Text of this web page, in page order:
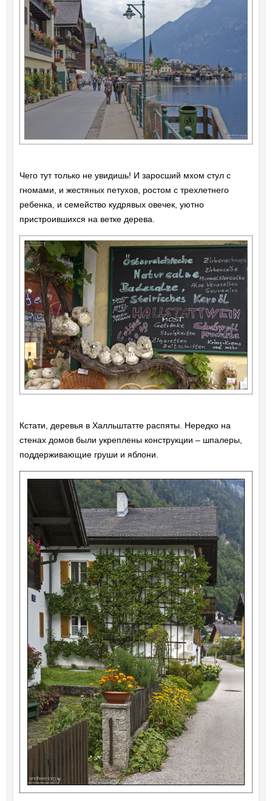
Чего тут только не увидишь! И заросший мхом стул с
гномами, и жестяных петухов, ростом с трехлетнего
ребенка, и семейство кудрявых овечек, уютно
пристроившихся на ветке дерева.
Кстати, деревья в Халльштатте распяты. Нередко на
стенах домов были укреплены конструкции – шпалеры,
поддерживающие груши и яблони.